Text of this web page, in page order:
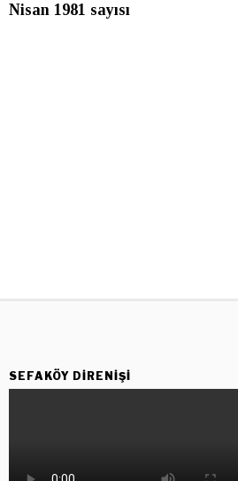
Nisan 1981 sayısı
SEFAKÖY DIRENIŞI